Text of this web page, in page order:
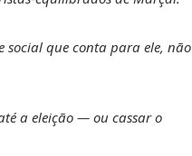
social que conta para ele, não
a eleição — ou cassar o